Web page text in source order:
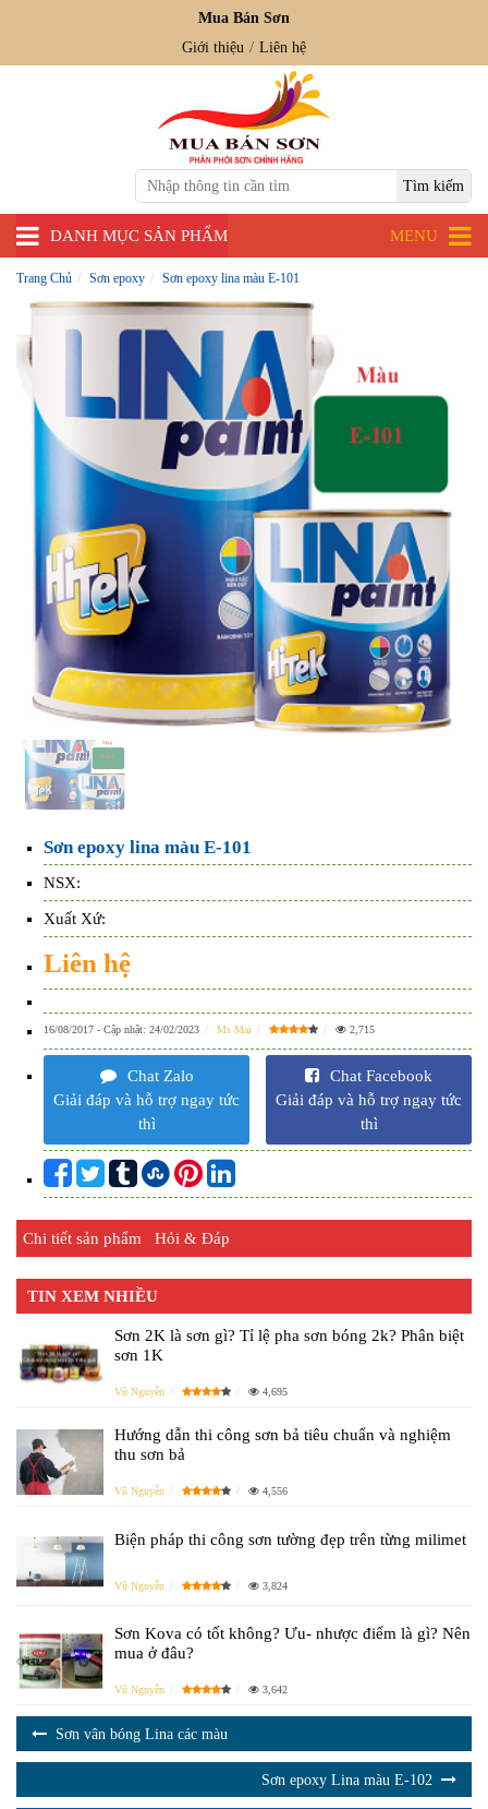
Mua Bán Sơn
Giới thiệu
Liên hệ
DANH MỤC SẢN PHẨM MENU
Trang Chủ Sơn epoxy Sơn epoxy lina màu E-101
Sơn epoxy lina màu E-101
NSX:
Xuất Xứ:
Liên hệ
16/08/2017 - Cập nhật: 24/02/2023 Ms Mai 2,715
Chat Zalo
Giải đáp và hỗ trợ ngay tức
thì
Chat Facebook
Giải đáp và hỗ trợ ngay tức
thì
Chi tiết sản phẩm Hỏi & Đáp
TIN XEM NHIỀU
Sơn 2K là sơn gì? Tỉ lệ pha sơn bóng 2k? Phân biệt
sơn 1K
Vũ Nguyễn 4,695
Hướng dẫn thi công sơn bả tiêu chuẩn và nghiệm
thu sơn bả
Vũ Nguyễn 4,556
Biện pháp thi công sơn tường đẹp trên từng milimet
Vũ Nguyễn 3,824
Sơn Kova có tốt không? Ưu- nhược điểm là gì? Nên
mua ở đâu?
Vũ Nguyễn 3,642
Sơn vân bóng Lina các màu
Sơn epoxy Lina màu E-102